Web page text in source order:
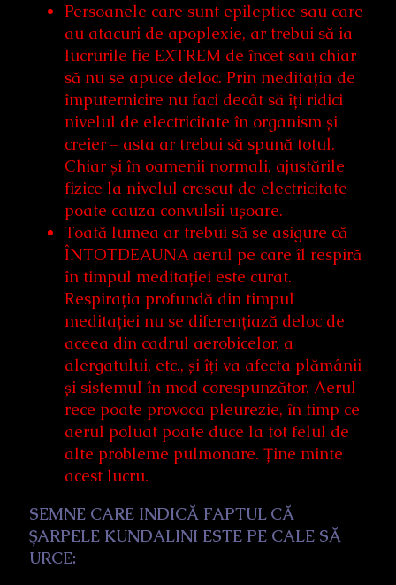
Persoanele care sunt epileptice sau care
au atacuri de apoplexie, ar trebui să ia
lucrurile fie EXTREM de încet sau chiar
să nu se apuce deloc. Prin meditația de
împuternicire nu faci decât să îți ridici
nivelul de electricitate în organism și
creier – asta ar trebui să spună totul.
Chiar și în oamenii normali, ajustările
fizice la nivelul crescut de electricitate
poate cauza convulsii ușoare.
Toată lumea ar trebui să se asigure că
ÎNTOTDEAUNA aerul pe care îl respiră
în timpul meditației este curat.
Respirația profundă din timpul
meditației nu se diferențiază deloc de
aceea din cadrul aerobicelor, a
alergatului, etc., și îți va afecta plămânii
și sistemul în mod corespunzător. Aerul
rece poate provoca pleurezie, în timp ce
aerul poluat poate duce la tot felul de
alte probleme pulmonare. Ține minte
acest lucru.
SEMNE CARE INDICĂ FAPTUL CĂ
ȘARPELE KUNDALINI ESTE PE CALE SĂ
URCE: